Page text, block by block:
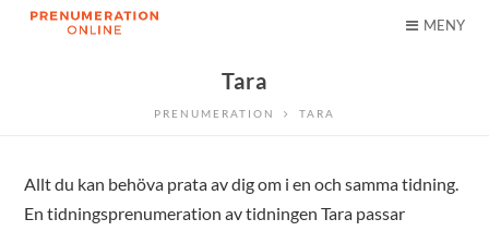
MENY
Tara
PRENUMERATION TARA
Allt du kan behöva prata av dig om i en och samma tidning.
En tidningsprenumeration av tidningen Tara passar